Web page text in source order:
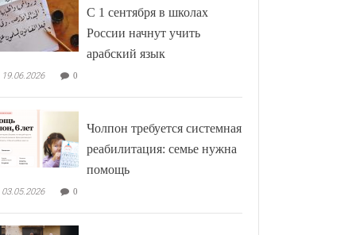
С 1 сентября в школах
России начнут учить
арабский язык
19.06.2026 0
Чолпон требуется системная
реабилитация: семье нужна
помощь
03.05.2026 0